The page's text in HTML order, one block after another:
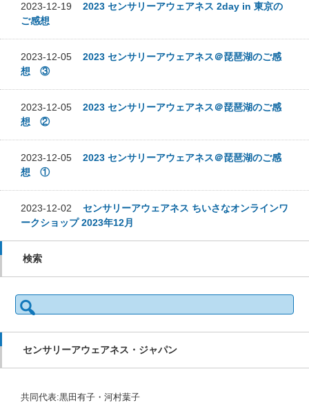
2023-12-19 2023 センサリーアウェアネス 2day in 東京の
ご感想
2023-12-05 2023 センサリーアウェアネス＠琵琶湖のご感
想 ③
2023-12-05 2023 センサリーアウェアネス＠琵琶湖のご感
想 ②
2023-12-05 2023 センサリーアウェアネス＠琵琶湖のご感
想 ①
2023-12-02 センサリーアウェアネス ちいさなオンラインワ
ークショップ 2023年12月
検索
検
索:
センサリーアウェアネス・ジャパン
共同代表:黒田有子・河村葉子